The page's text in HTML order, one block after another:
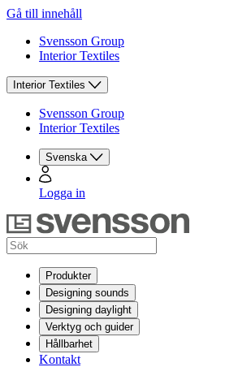
Gå till innehåll
Svensson Group
Interior Textiles
Interior Textiles
Svensson Group
Interior Textiles
Svenska
Logga in
Produkter
Designing sounds
Designing daylight
Verktyg och guider
Hållbarhet
Kontakt